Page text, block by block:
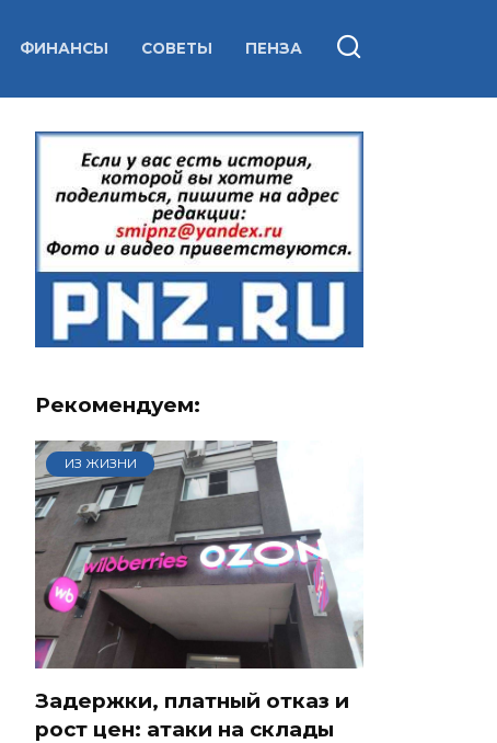
ФИНАНСЫ СОВЕТЫ ПЕНЗА
Рекомендуем:
ИЗ ЖИЗНИ
Задержки, платный отказ и
рост цен: атаки на склады